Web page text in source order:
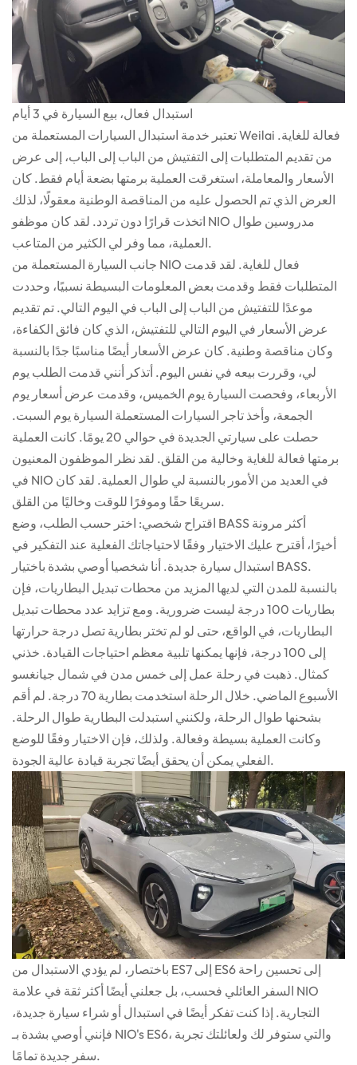
استبدال فعال، بيع السيارة في 3 أيام
تعتبر خدمة استبدال السيارات المستعملة من Weilai فعالة للغاية.
من تقديم المتطلبات إلى التفتيش من الباب إلى الباب، إلى عرض
الأسعار والمعاملة، استغرقت العملية برمتها بضعة أيام فقط. كان
العرض الذي تم الحصول عليه من المناقصة الوطنية معقولًا، لذلك
اتخذت قرارًا دون تردد. لقد كان موظفو NIO مدروسين طوال
العملية، مما وفر لي الكثير من المتاعب.
جانب السيارة المستعملة من NIO فعال للغاية. لقد قدمت
المتطلبات فقط وقدمت بعض المعلومات البسيطة نسبيًا، وحددت
موعدًا للتفتيش من الباب إلى الباب في اليوم التالي. تم تقديم
عرض الأسعار في اليوم التالي للتفتيش، الذي كان فائق الكفاءة،
وكان مناقصة وطنية. كان عرض الأسعار أيضًا مناسبًا جدًا بالنسبة
لي، وقررت بيعه في نفس اليوم. أتذكر أنني قدمت الطلب يوم
الأربعاء، وفحصت السيارة يوم الخميس، وقدمت عرض أسعار يوم
الجمعة، وأخذ تاجر السيارات المستعملة السيارة يوم السبت.
حصلت على سيارتي الجديدة في حوالي 20 يومًا. كانت العملية
برمتها فعالة للغاية وخالية من القلق. لقد نظر الموظفون المعنيون
في NIO في العديد من الأمور بالنسبة لي طوال العملية. لقد كان
سريعًا حقًا وموفرًا للوقت وخاليًا من القلق.
اقتراح شخصي: اختر حسب الطلب، وضع BASS أكثر مرونة
أخيرًا، أقترح عليك الاختيار وفقًا لاحتياجاتك الفعلية عند التفكير في
استبدال سيارة جديدة. أنا شخصيا أوصي بشدة باختيار BASS.
بالنسبة للمدن التي لديها المزيد من محطات تبديل البطاريات، فإن
بطاريات 100 درجة ليست ضرورية. ومع تزايد عدد محطات تبديل
البطاريات، في الواقع، حتى لو لم تختر بطارية تصل درجة حرارتها
إلى 100 درجة، فإنها يمكنها تلبية معظم احتياجات القيادة. خذني
كمثال. ذهبت في رحلة عمل إلى خمس مدن في شمال جيانغسو
الأسبوع الماضي. خلال الرحلة استخدمت بطارية 70 درجة. لم أقم
بشحنها طوال الرحلة، ولكنني استبدلت البطارية طوال الرحلة.
وكانت العملية بسيطة وفعالة. ولذلك، فإن الاختيار وفقًا للوضع
الفعلي يمكن أن يحقق أيضًا تجربة قيادة عالية الجودة.
باختصار، لم يؤدي الاستبدال من ES7 إلى ES6 إلى تحسين راحة
السفر العائلي فحسب، بل جعلني أيضًا أكثر ثقة في علامة NIO
التجارية. إذا كنت تفكر أيضًا في استبدال أو شراء سيارة جديدة،
فإنني أوصي بشدة بـ NIO's ES6، والتي ستوفر لك ولعائلتك تجربة
سفر جديدة تمامًا.